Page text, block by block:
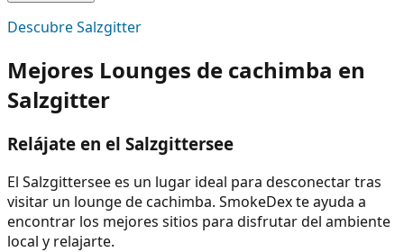
Descubre Salzgitter
Mejores Lounges de cachimba en
Salzgitter
Relájate en el Salzgittersee
El Salzgittersee es un lugar ideal para desconectar tras
visitar un lounge de cachimba. SmokeDex te ayuda a
encontrar los mejores sitios para disfrutar del ambiente
local y relajarte.